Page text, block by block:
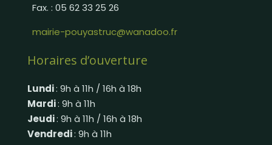
Fax. : 05 62 33 25 26
mairie-pouyastruc@wanadoo.fr
Horaires d’ouverture
Lundi: 9h à 11h / 16h à 18h
Mardi: 9h à 11h
Jeudi: 9h à 11h / 16h à 18h
Vendredi: 9h à 11h